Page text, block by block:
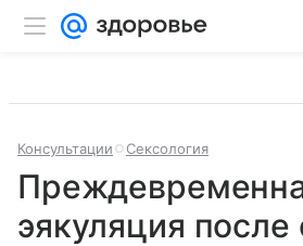
Консультации Сексология
эякуляция после